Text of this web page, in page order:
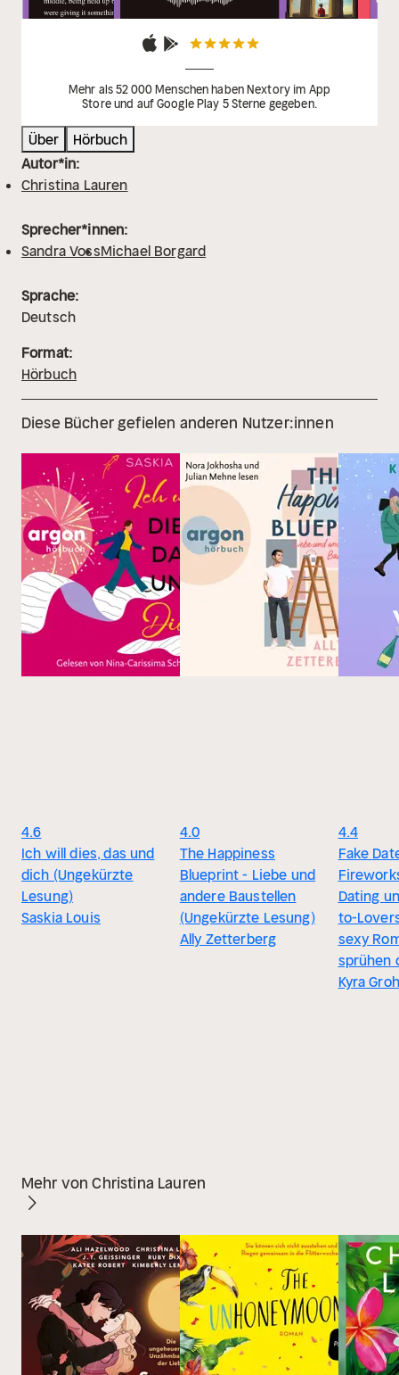
Mehr als 52 000 Menschen haben Nextory im App
Store und auf Google Play 5 Sterne gegeben.
Über
Hörbuch
Autor*in:
Christina Lauren
Sprecher*innen:
Sandra VossMichael Borgard
Sprache:
Deutsch
Format:
Hörbuch
Diese Bücher gefielen anderen Nutzer:innen
4.6
Ich will dies, das und
dich (Ungekürzte
Lesung)
Saskia Louis
4.0
The Happiness
Blueprint - Liebe und
andere Baustellen
(Ungekürzte Lesung)
Ally Zetterberg
4.4
Fake
Dating
to-
sexy
sprühen
Kyra Groh
Mehr von Christina Lauren